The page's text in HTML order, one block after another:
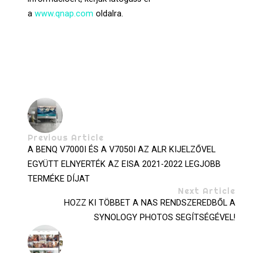
awww.qnap.com oldalra.
Previous Article
A BENQ V7000I ÉS A V7050I AZ ALR KIJELZŐVEL
EGYÜTT ELNYERTÉK AZ EISA 2021-2022 LEGJOBB
TERMÉKE DÍJAT
Next Article
HOZZ KI TÖBBET A NAS RENDSZEREDBŐL A
SYNOLOGY PHOTOS SEGÍTSÉGÉVEL!